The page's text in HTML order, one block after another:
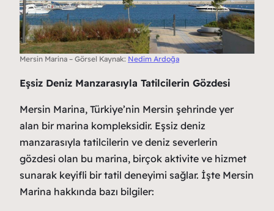
Mersin Marina – Görsel Kaynak: Nedim Ardoğa
Eşsiz Deniz Manzarasıyla Tatilcilerin Gözdesi
Mersin Marina, Türkiye’nin Mersin şehrinde yer
alan bir marina kompleksidir. Eşsiz deniz
manzarasıyla tatilcilerin ve deniz severlerin
gözdesi olan bu marina, birçok aktivite ve hizmet
sunarak keyifli bir tatil deneyimi sağlar. İşte Mersin
Marina hakkında bazı bilgiler: